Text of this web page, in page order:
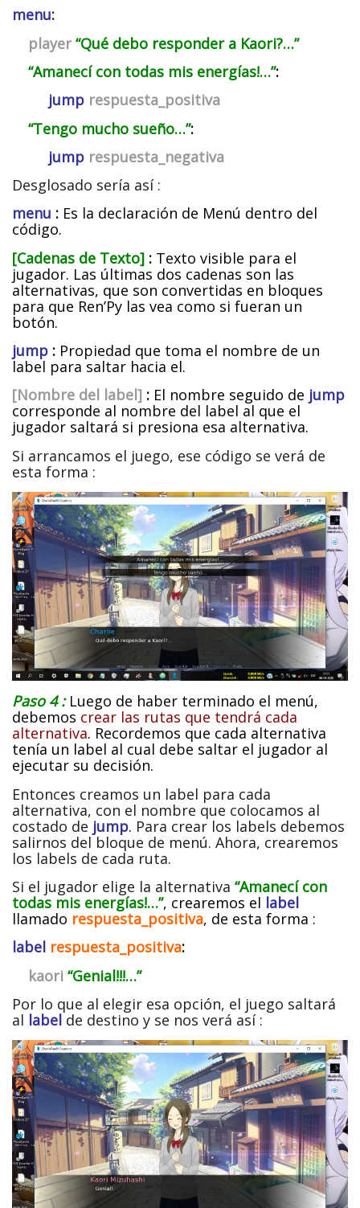
menu:
player “Qué debo responder a Kaori?…”
“Amanecí con todas mis energías!…”:
jump respuesta_positiva
“Tengo mucho sueño…”:
jump respuesta_negativa
Desglosado sería así :
menu : Es la declaración de Menú dentro del
código.
[Cadenas de Texto] : Texto visible para el
jugador. Las últimas dos cadenas son las
alternativas, que son convertidas en bloques
para que Ren’Py las vea como si fueran un
botón.
jump : Propiedad que toma el nombre de un
label para saltar hacia el.
[Nombre del label] : El nombre seguido de jump
corresponde al nombre del label al que el
jugador saltará si presiona esa alternativa.
Si arrancamos el juego, ese código se verá de
esta forma :
Paso 4 : Luego de haber terminado el menú,
debemos crear las rutas que tendrá cada
alternativa. Recordemos que cada alternativa
tenía un label al cual debe saltar el jugador al
ejecutar su decisión.
Entonces creamos un label para cada
alternativa, con el nombre que colocamos al
costado de jump. Para crear los labels debemos
salirnos del bloque de menú. Ahora, crearemos
los labels de cada ruta.
Si el jugador elige la alternativa “Amanecí con
todas mis energías!…”, crearemos el label
llamado respuesta_positiva, de esta forma :
label respuesta_positiva:
kaori “Genial!!!…”
Por lo que al elegir esa opción, el juego saltará
al label de destino y se nos verá así :